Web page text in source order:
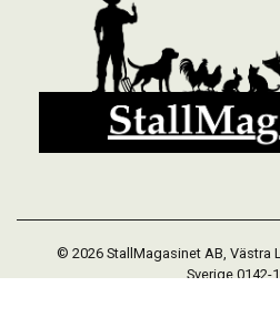
© 2026 StallMagasinet AB, Västra
Sverige 0142-